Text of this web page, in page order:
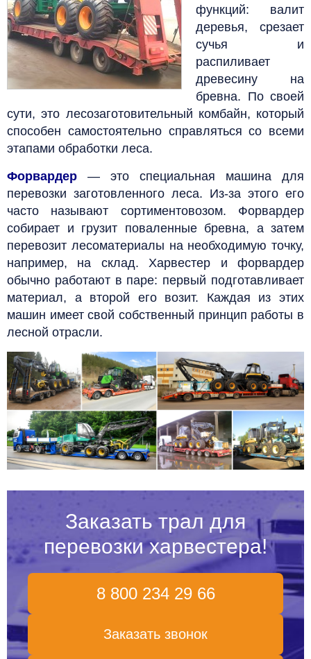
функций: валит
деревья, срезает
сучья и
распиливает
древесину на
бревна. По своей
сути, это лесозаготовительный комбайн, который
способен самостоятельно справляться со всеми
этапами обработки леса.
Форвардер — это специальная машина для
перевозки заготовленного леса. Из-за этого его
часто называют сортиментовозом. Форвардер
собирает и грузит поваленные бревна, а затем
перевозит лесоматериалы на необходимую точку,
например, на склад. Харвестер и форвардер
обычно работают в паре: первый подготавливает
материал, а второй его возит. Каждая из этих
машин имеет свой собственный принцип работы в
лесной отрасли.
Заказать трал для
перевозки харвестера!
8 800 234 29 66
Заказать звонок